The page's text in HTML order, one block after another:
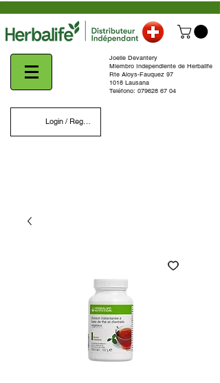
Login / Register
Joelle Devantery
Miembro Independiente de Herbalife
Rte Aloys-Fauquez 97
1018 Lausana
Teléfono: 079628 67 04